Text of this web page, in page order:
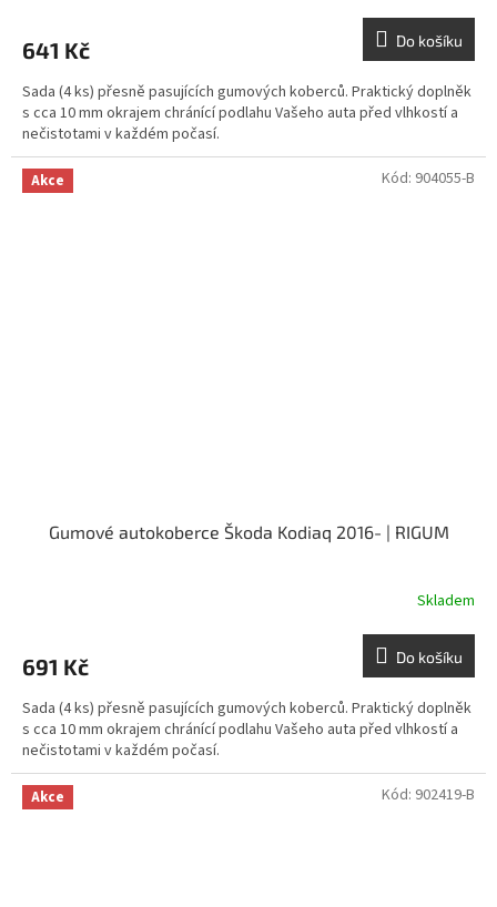
641 Kč Do košíku
Sada (4 ks) přesně pasujících gumových koberců. Praktický doplněk
s cca 10 mm okrajem chránící podlahu Vašeho auta před vlhkostí a
nečistotami v každém počasí.
Akce
Gumové autokoberce Škoda Kodiaq 2016- | RIGUM
Skladem
691 Kč Do košíku
Sada (4 ks) přesně pasujících gumových koberců. Praktický doplněk
s cca 10 mm okrajem chránící podlahu Vašeho auta před vlhkostí a
nečistotami v každém počasí.
Kód: 904055-B
Akce Kód: 902419-B